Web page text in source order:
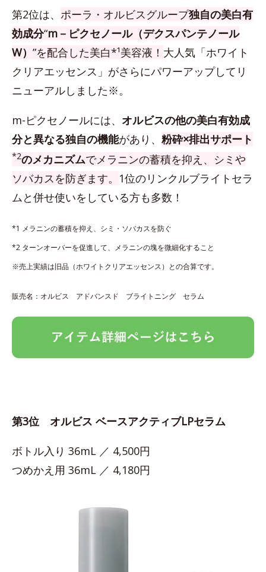
第2位は、 ポーラ・オルビスグループ独自の美白有
効成分“m－ピクセノール（デクスパンテノール
W） ”を配合した美白*¹美容液！ 大人気「ホワイト
クリアエッセンス」がさらにパワーアップしてリ
ニューアルしました※。
m-ピクセノールには、 オルビスの他の美白有効成
分と異なる独自の機能があり、 粉砕×排出サポート
*2のメカニズムでメラニンの蓄積を抑え、シミや
ソバカスを防ぎます。 1位のリンクルブライトセラ
ムと併せ使いをしている方も多数！
*1 メラニンの蓄積を抑え、シミ・ソバカスを防ぐ
*2 ターンオーバーを促進して、メラニンの塊を微細化すること
※売上実績は旧品（ホワイトクリアエッセンス）との合算です。
販売名：オルビス アドバンスド ブライトニング セラム
第3位 オルビス ベースアクティブLPセラム
ボトル入り 36mL ／ 4,500円
つめかえ用 36mL ／ 4,180円